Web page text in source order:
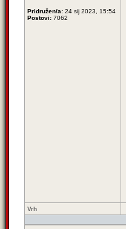
Pridružen/a: 24 sij 2023, 15:54
Postovi: 7062
Vrh